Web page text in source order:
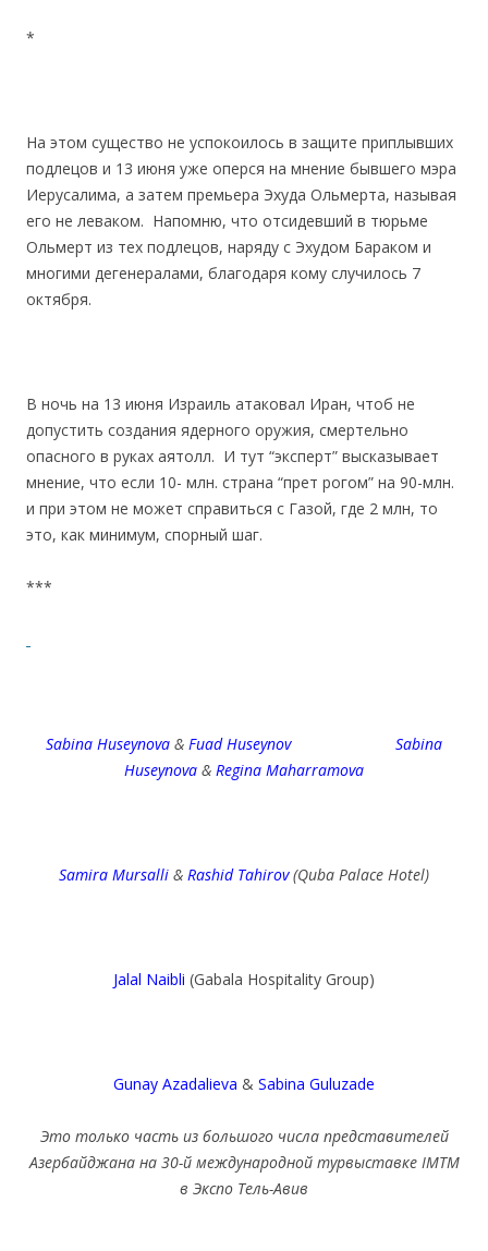
*
На этом существо не успокоилось в защите приплывших
подлецов и 13 июня уже оперся на мнение бывшего мэра
Иерусалима, а затем премьера Эхуда Ольмерта, называя
его не леваком. Напомню, что отсидевший в тюрьме
Ольмерт из тех подлецов, наряду с Эхудом Бараком и
многими дегенералами, благодаря кому случилось 7
октября.
В ночь на 13 июня Израиль атаковал Иран, чтоб не
допустить создания ядерного оружия, смертельно
опасного в руках аятолл. И тут “эксперт” высказывает
мнение, что если 10- млн. страна “прет рогом” на 90-млн.
и при этом не может справиться с Газой, где 2 млн, то
это, как минимум, спорный шаг.
***
Sabina Huseynova & Fuad Huseynov
Sabina
Huseynova & Regina Maharramova
Samira Mursalli & Rashid Tahirov(Quba Palace Hotel)
Jalal Naibli (Gabala Hospitality Group)
Gunay Azadalieva & Sabina Guluzade
Это только часть из большого числа представителей
Азербайджана на 30-й международной турвыставке IMTM
в Экспо Тель-Авив